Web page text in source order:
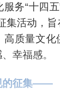
务“十四
集活动，
高质量文化
幸福感。
的征集——